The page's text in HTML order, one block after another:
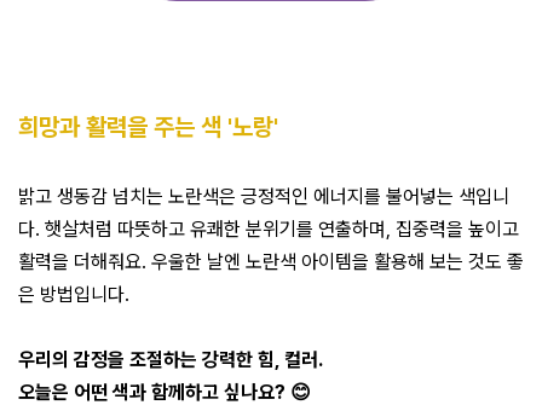
희망과 활력을 주는 색 '노랑'
밝고 생동감 넘치는 노란색은 긍정적인 에너지를 불어넣는 색입니
다. 햇살처럼 따뜻하고 유쾌한 분위기를 연출하며, 집중력을 높이고
활력을 더해줘요. 우울한 날엔 노란색 아이템을 활용해 보는 것도 좋
은 방법입니다.
우리의 감정을 조절하는 강력한 힘, 컬러.
오늘은 어떤 색과 함께하고 싶나요? 😊